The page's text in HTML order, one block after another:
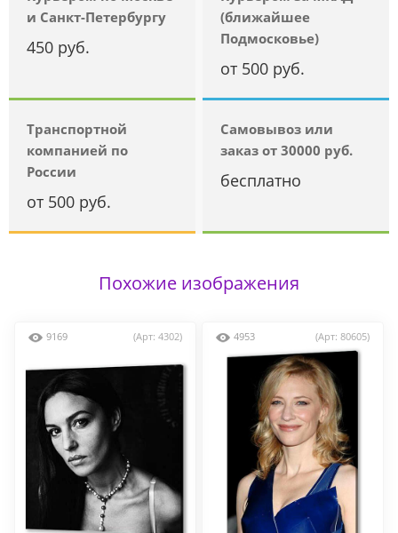
и Санкт-Петербургу
450 руб.
(ближайшее
Подмосковье)
от 500 руб.
Транспортной
компанией по
России
от 500 руб.
Самовывоз или
заказ от 30000 руб.
бесплатно
Похожие изображения
9169 (Арт: 4302) 4953 (Арт: 80605)